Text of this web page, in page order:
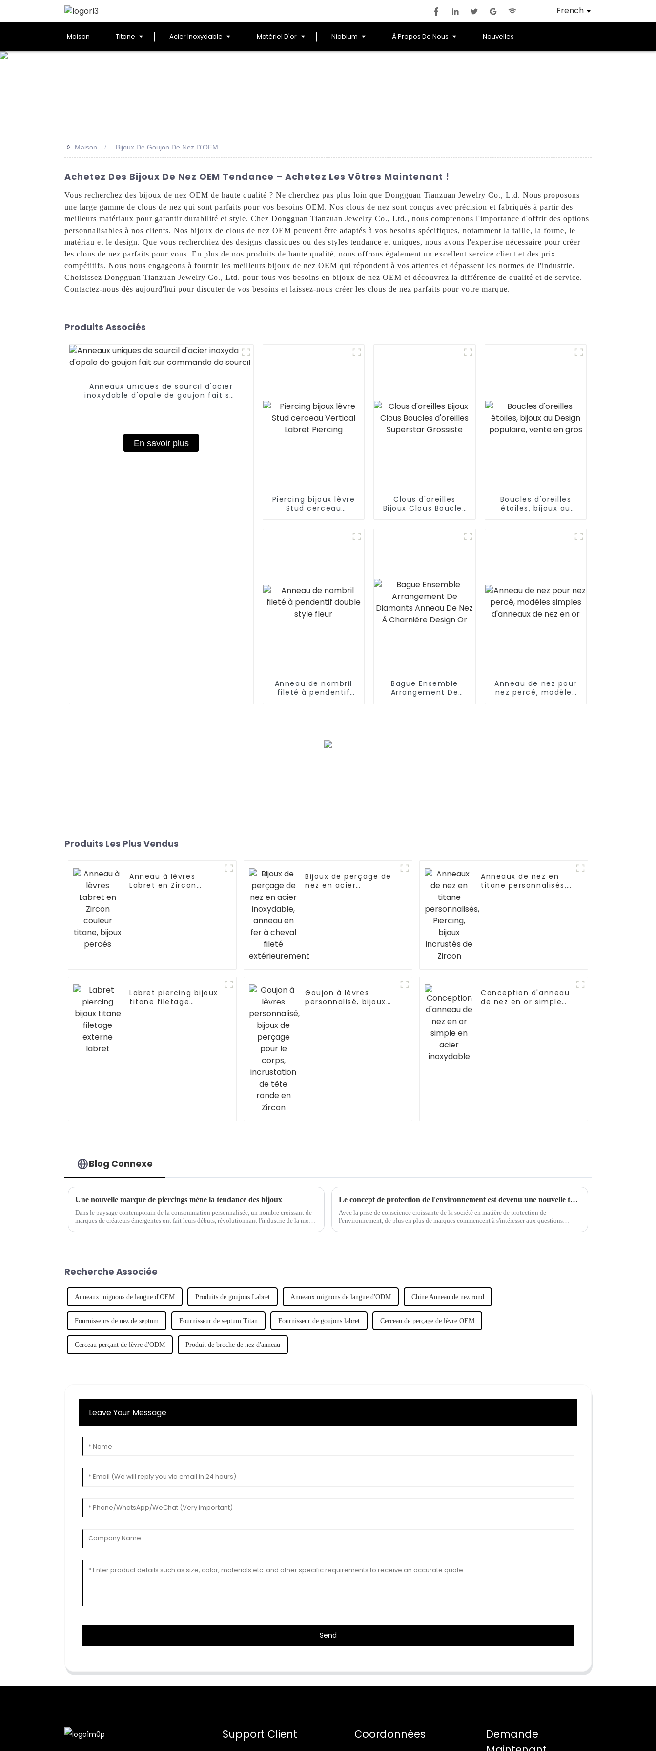
French
Maison Titane Acier Inoxydable Matériel D'or Niobium À Propos De Nous Nouvelles
>> Maison Bijoux De Goujon De Nez D'OEM
Achetez Des Bijoux De Nez OEM Tendance – Achetez Les Vôtres Maintenant !
Vous recherchez des bijoux de nez OEM de haute qualité ? Ne cherchez pas plus loin que Dongguan Tianzuan Jewelry Co., Ltd. Nous proposons
une large gamme de clous de nez qui sont parfaits pour vos besoins OEM. Nos clous de nez sont conçus avec précision et fabriqués à partir des
meilleurs matériaux pour garantir durabilité et style. Chez Dongguan Tianzuan Jewelry Co., Ltd., nous comprenons l'importance d'offrir des options
personnalisables à nos clients. Nos bijoux de clous de nez OEM peuvent être adaptés à vos besoins spécifiques, notamment la taille, la forme, le
matériau et le design. Que vous recherchiez des designs classiques ou des styles tendance et uniques, nous avons l'expertise nécessaire pour créer
les clous de nez parfaits pour vous. En plus de nos produits de haute qualité, nous offrons également un excellent service client et des prix
compétitifs. Nous nous engageons à fournir les meilleurs bijoux de nez OEM qui répondent à vos attentes et dépassent les normes de l'industrie.
Choisissez Dongguan Tianzuan Jewelry Co., Ltd. pour tous vos besoins en bijoux de nez OEM et découvrez la différence de qualité et de service.
Contactez-nous dès aujourd'hui pour discuter de vos besoins et laissez-nous créer les clous de nez parfaits pour votre marque.
Produits Associés
Anneaux uniques de sourcil d'acier
inoxydable d'opale de goujon fait sur
En savoir plus
Piercing bijoux lèvre
Stud cerceau
Clous d'oreilles
Bijoux Clous Boucles
Boucles d'oreilles
étoiles, bijoux au
Anneau de nombril
fileté à pendentif
Bague Ensemble
Arrangement De
Anneau de nez pour
nez percé, modèles
Produits Les Plus Vendus
Anneau à lèvres
Labret en Zircon
Bijoux de perçage de
nez en acier
Anneaux de nez en
titane personnalisés,
Labret piercing bijoux
titane filetage
Goujon à lèvres
personnalisé, bijoux
Conception d'anneau
de nez en or simple
Blog Connexe
Une nouvelle marque de piercings mène la tendance des bijoux
Dans le paysage contemporain de la consommation personnalisée, un nombre croissant de
marques de créateurs émergentes ont fait leurs débuts, révolutionnant l'industrie de la mode.
Le concept de protection de l'environnement est devenu une nouvelle tendance dans l'industrie des bijoux de piercing.
Avec la prise de conscience croissante de la société en matière de protection de
l'environnement, de plus en plus de marques commencent à s'intéresser aux questions
Recherche Associée
Anneaux mignons de langue d'OEM Produits de goujons Labret Anneaux mignons de langue d'ODM Chine Anneau de nez rond
Fournisseurs de nez de septum Fournisseur de septum Titan Fournisseur de goujons labret Cerceau de perçage de lèvre OEM
Cerceau perçant de lèvre d'ODM Produit de broche de nez d'anneau
Leave Your Message
Send
Support Client Coordonnées
Demande